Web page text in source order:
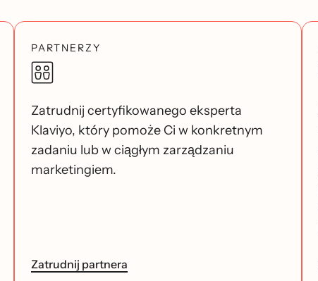
PARTNERZY
Zatrudnij certyfikowanego eksperta
Klaviyo, który pomoże Ci w konkretnym
zadaniu lub w ciągłym zarządzaniu
marketingiem.
Zatrudnij partnera